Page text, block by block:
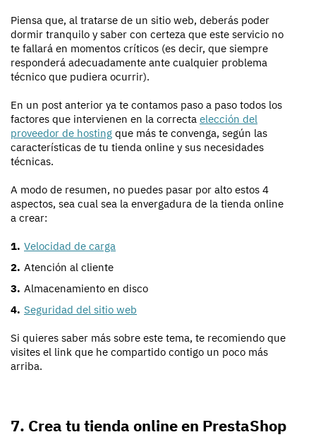
Piensa que, al tratarse de un sitio web, deberás poder
dormir tranquilo y saber con certeza que este servicio no
te fallará en momentos críticos (es decir, que siempre
responderá adecuadamente ante cualquier problema
técnico que pudiera ocurrir).
En un post anterior ya te contamos paso a paso todos los
factores que intervienen en la correcta elección del
proveedor de hosting que más te convenga, según las
características de tu tienda online y sus necesidades
técnicas.
A modo de resumen, no puedes pasar por alto estos 4
aspectos, sea cual sea la envergadura de la tienda online
a crear:
Velocidad de carga
Atención al cliente
Almacenamiento en disco
Seguridad del sitio web
Si quieres saber más sobre este tema, te recomiendo que
visites el link que he compartido contigo un poco más
arriba.
7. Crea tu tienda online en PrestaShop